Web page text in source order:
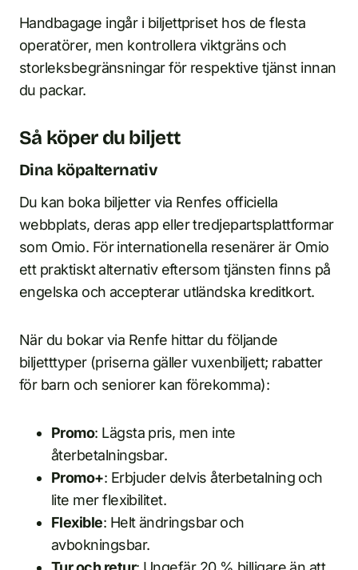
Handbagage ingår i biljettpriset hos de flesta
operatörer, men kontrollera viktgräns och
storleksbegränsningar för respektive tjänst innan
du packar.
Så köper du biljett
Dina köpalternativ
Du kan boka biljetter via Renfes officiella
webbplats, deras app eller tredjepartsplattformar
som Omio. För internationella resenärer är Omio
ett praktiskt alternativ eftersom tjänsten finns på
engelska och accepterar utländska kreditkort.
När du bokar via Renfe hittar du följande
biljetttyper (priserna gäller vuxenbiljett; rabatter
för barn och seniorer kan förekomma):
Promo: Lägsta pris, men inte
återbetalningsbar.
Promo+: Erbjuder delvis återbetalning och
lite mer flexibilitet.
Flexible: Helt ändringsbar och
avbokningsbar.